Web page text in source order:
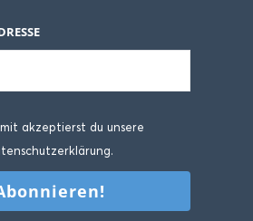
Sommeraufstriche
akzeptierst du unsere